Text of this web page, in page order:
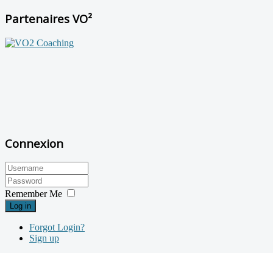
Partenaires VO²
Connexion
Remember Me
Log in
Forgot Login?
Sign up